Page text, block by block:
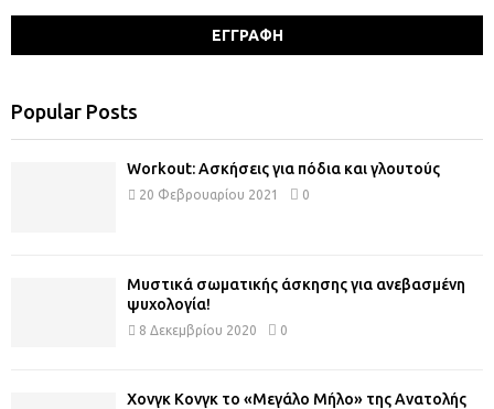
Popular Posts
Workout: Ασκήσεις για πόδια και γλουτούς
20 Φεβρουαρίου 2021 0
Μυστικά σωματικής άσκησης για ανεβασμένη
ψυχολογία!
8 Δεκεμβρίου 2020 0
Χονγκ Κονγκ το «Μεγάλο Μήλο» της Ανατολής